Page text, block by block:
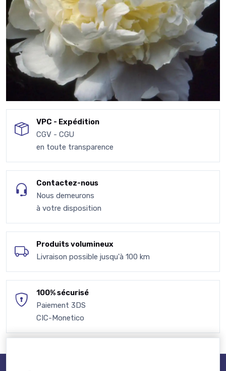
VPC - Expédition
CGV - CGU
en toute transparence
Contactez-nous
Nous demeurons
à votre disposition
Produits volumineux
Livraison possible jusqu'à 100 km
100% sécurisé
Paiement 3DS
CIC-Monetico